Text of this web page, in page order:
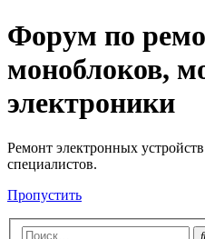
Регистрация
Форум по
моноблоков,
электроники
Ремонт электронных
специалистов.
Пропустить